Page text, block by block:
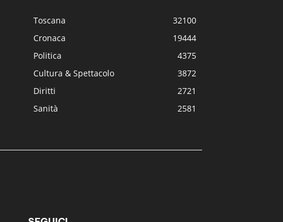
Toscana
32100
Cronaca
19444
Politica
4375
Cultura & Spettacolo
3872
Diritti
2721
Sanità
2581